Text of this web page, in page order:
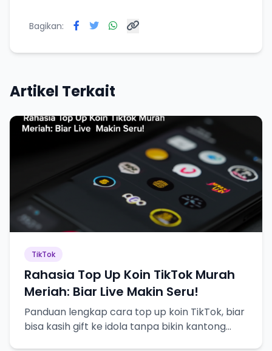
Bagikan:
Artikel Terkait
TikTok
Rahasia Top Up Koin TikTok Murah
Meriah: Biar Live Makin Seru!
Panduan lengkap cara top up koin TikTok, biar
bisa kasih gift ke idola tanpa bikin kantong